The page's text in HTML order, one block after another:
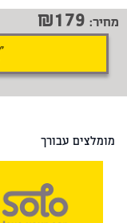
שתף
מחיר: 179
מומלצים עבורך